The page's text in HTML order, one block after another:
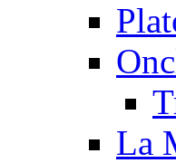
La